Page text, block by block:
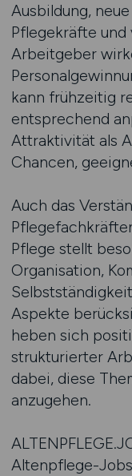
Ausbildung,
Pflegekräfte und
Arbeitgeber
kann frühzeitig
entsprechend
Attraktivität als
Chancen,
Auch das
Pflege stellt
Organisation,
Aspekte
heben sich
strukturierter
dabei, diese
anzugehen.
Altenpflege-